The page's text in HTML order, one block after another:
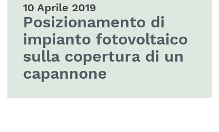
10 Aprile 2019
Posizionamento di
impianto fotovoltaico
sulla copertura di un
capannone